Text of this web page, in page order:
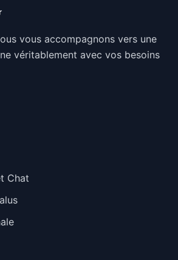
vous accompagnons vers une
véritablement avec vos besoins
Chat